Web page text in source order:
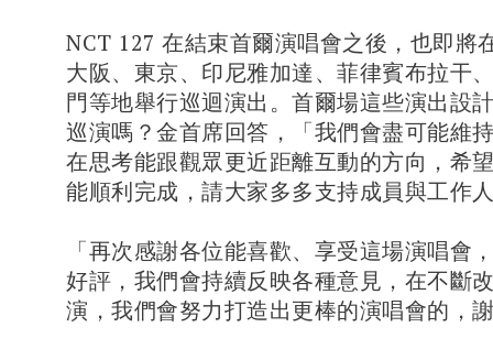
NCT 127 在結束首爾演唱會之後，也即將
大阪、東京、印尼雅加達、菲律賓布拉干
門等地舉行巡迴演出。首爾場這些演出設
巡演嗎？金首席回答，「我們會盡可能維
在思考能跟觀眾更近距離互動的方向，希
能順利完成，請大家多多支持成員與工作
「再次感謝各位能喜歡、享受這場演唱會
好評，我們會持續反映各種意見，在不斷
演，我們會努力打造出更棒的演唱會的，